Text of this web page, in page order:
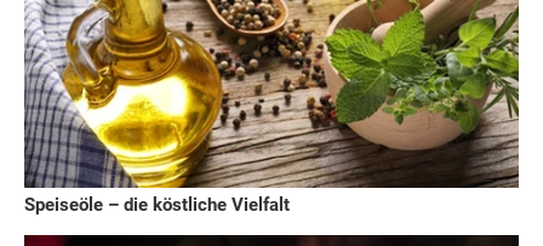
Speiseöle – die köstliche Vielfalt